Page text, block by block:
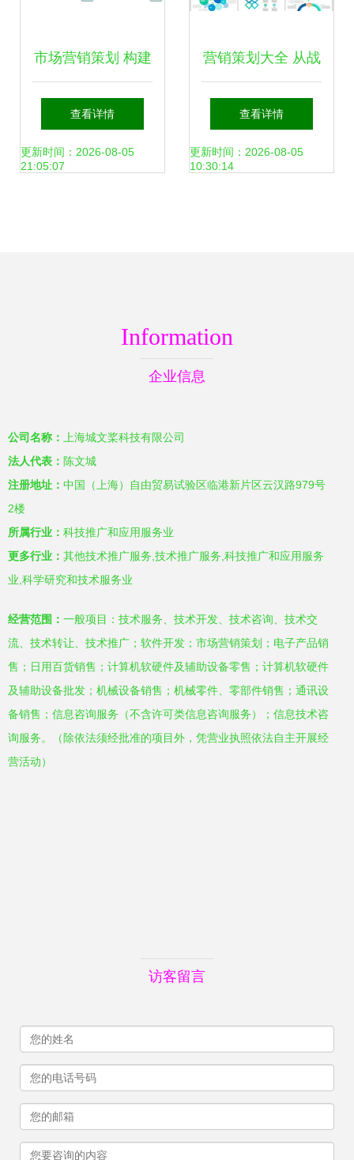
市场营销策划 构建
品牌与市场的桥梁
查看详情
更新时间：2026-08-05
21:05:07
营销策划大全 从战
略规划到视觉呈现
的完整解决方案
查看详情
更新时间：2026-08-05
10:30:14
Information
企业信息
公司名称：
上海城文桨科技有限公司
法人代表： 陈文城
注册地址： 中国（上海）自由贸易试验区临港新片区云汉路979号
2楼
所属行业： 科技推广和应用服务业
更多行业： 其他技术推广服务,技术推广服务,科技推广和应用服务
业,科学研究和技术服务业
经营范围： 一般项目：技术服务、技术开发、技术咨询、技术交
流、技术转让、技术推广；软件开发；市场营销策划；电子产品销
售；日用百货销售；计算机软硬件及辅助设备零售；计算机软硬件
及辅助设备批发；机械设备销售；机械零件、零部件销售；通讯设
备销售；信息咨询服务（不含许可类信息咨询服务）；信息技术咨
询服务。（除依法须经批准的项目外，凭营业执照依法自主开展经
营活动）
访客留言